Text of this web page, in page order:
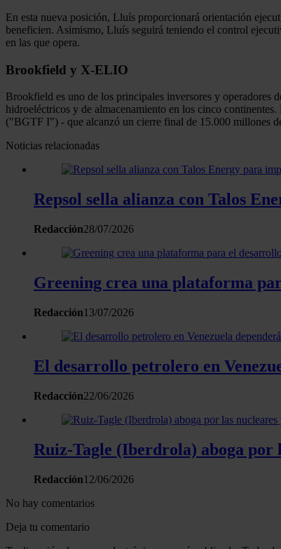
En esta nueva posición, Lluís proporcionará orientación
beneficien. Asimismo, Lluís seguirá teniendo el control
en las que opera.
Brookfield y X-ELIO
Brookfield es uno de los principales inversores y operadores
hidroeléctricos y de almacenamiento en los cinco
("BGTF I") - que alcanzó un cierre final de 15.000 millones
Noticias relacionadas
Repsol sella alianza con Talos
Redacción28/07/2026
Greening crea una plataforma
Redacción13/07/2026
El desarrollo petrolero en
Redacción22/06/2026
Ruiz-Tagle (Iberdrola) aboga por
Redacción12/06/2026
No hay comentarios
Deja tu comentario